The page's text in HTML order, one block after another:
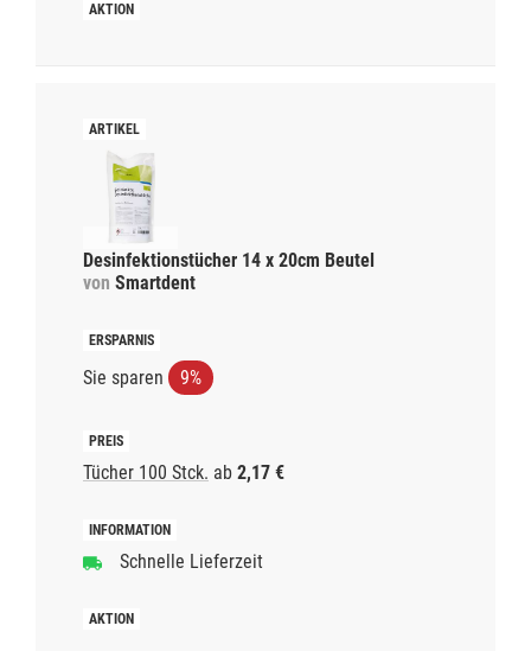
Desinfektionstücher 14 x 20cm Beutel
von Smartdent
Sie sparen 9%
Tücher 100 Stck. ab 2,17 €
Schnelle Lieferzeit